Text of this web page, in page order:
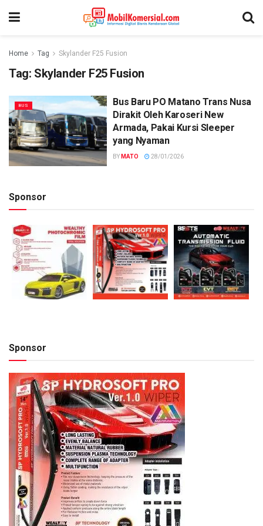
Home Tag Skylander F25 Fusion
Tag: Skylander F25 Fusion
BUS
Bus Baru PO Matano Trans Nusa
Dirakit Oleh Karoseri New
Armada, Pakai Kursi Sleeper
yang Nyaman
BY MATO 28/01/2026
Sponsor
Sponsor